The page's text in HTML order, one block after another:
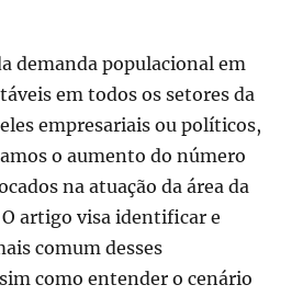
demanda populacional em
em todos os setores da
empresariais ou políticos,
o aumento do número
na atuação da área da
artigo visa identificar e
comum desses
como entender o cenário